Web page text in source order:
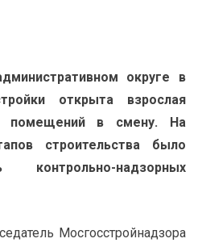
округе в
открыта взрослая
помещений в смену. На
строительства было
надзорных
Мосгосстройнадзора